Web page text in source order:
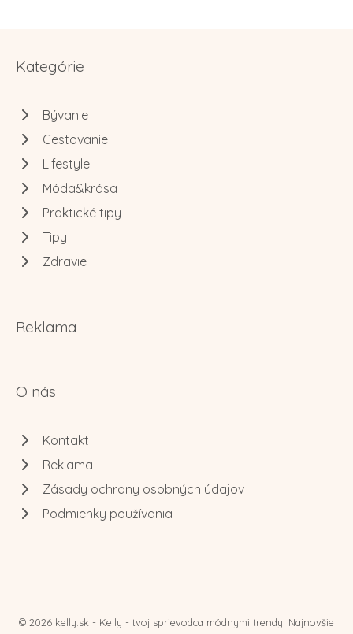
Kategórie
Bývanie
Cestovanie
Lifestyle
Móda&krása
Praktické tipy
Tipy
Zdravie
Reklama
O nás
Kontakt
Reklama
Zásady ochrany osobných údajov
Podmienky používania
© 2026 kelly.sk - Kelly - tvoj sprievodca módnymi trendy! Najnovšie